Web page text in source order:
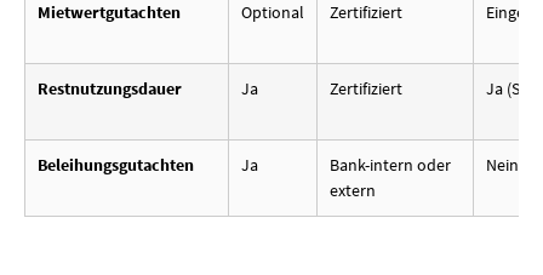
Mietwertgutachten Optional Zertifiziert
Restnutzungsdauer Ja Zertifiziert Ja
Beleihungsgutachten Ja
Bank-intern oder
extern
Nein